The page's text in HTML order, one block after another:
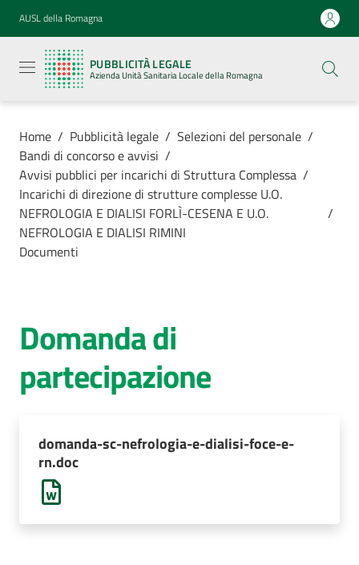
Vai al contenuto
Vai alla navigazione
Vai al footer
AUSL della Romagna
PUBBLICITÀ LEGALE
Azienda Unità Sanitaria Locale della Romagna
legale
Azienda
Unità
Locale della
Azienda
cura
AUSL
Home / Pubblicità legale / Selezioni del personale /
Bandi di concorso e avvisi /
Avvisi pubblici per incarichi di Struttura Complessa /
Incarichi di direzione di strutture complesse U.O.
NEFROLOGIA E DIALISI FORLÌ-CESENA E U.O.
NEFROLOGIA E DIALISI RIMINI
/
Documenti
Domanda di
partecipazione
domanda-sc-nefrologia-e-dialisi-foce-e-
rn.doc